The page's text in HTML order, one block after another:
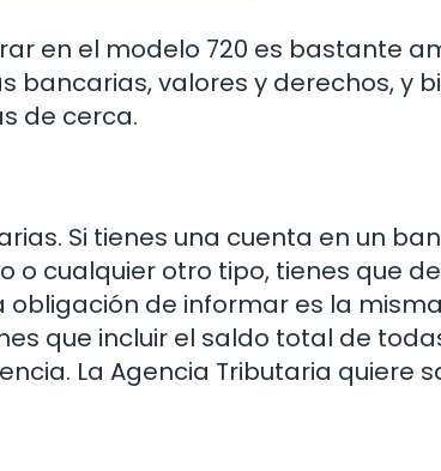
en el modelo 720 es bastante
valores y derechos, y
de cerca.
Si tienes una cuenta en un
o cualquier otro tipo, tienes que
de informar es la
que incluir el saldo total de
La Agencia Tributaria quiere